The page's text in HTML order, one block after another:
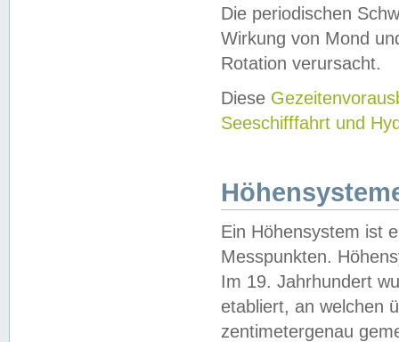
Die periodischen
Wirkung von Mond
Rotation verursacht.
Diese
Seeschifffahrt und
Ein Höhensystem ist
Messpunkten.
Im 19. Jahrhundert
etabliert, an welchen
zentimetergenau